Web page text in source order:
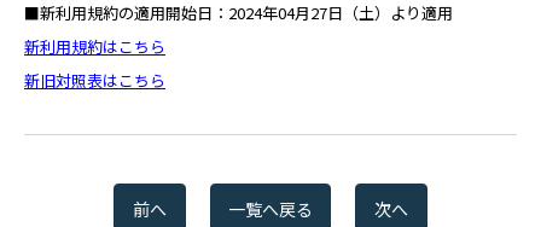
パートナー募集
PARTNER
Web請求書
■新利用規約の適用開始日：2024年04月27日（土）より適用
新利用規約はこちら
新旧対照表はこちら
前へ 一覧へ戻る 次へ